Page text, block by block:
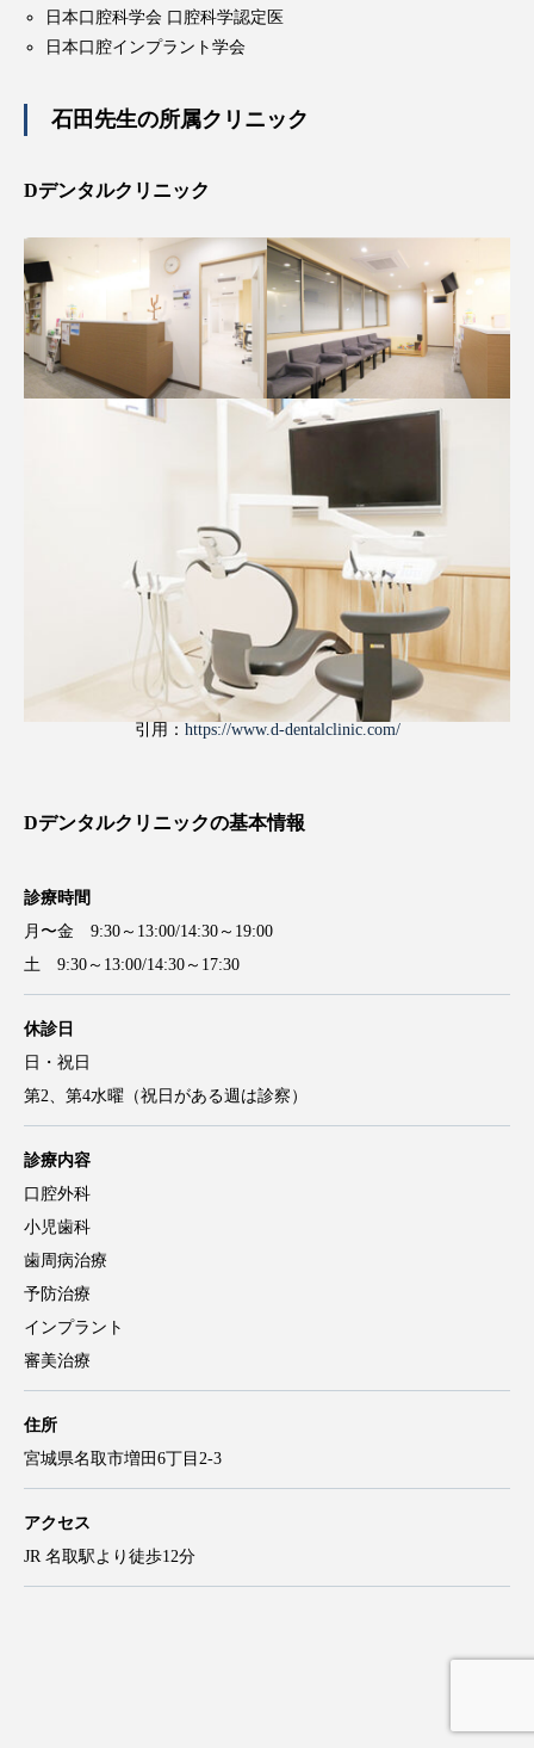
日本口腔科学会 口腔科学認定医
日本口腔インプラント学会
石田先生の所属クリニック
Dデンタルクリニック
引用： https://www.d-dentalclinic.com/
Dデンタルクリニックの基本情報
診療時間
月〜金 9:30～13:00/14:30～19:00
土 9:30～13:00/14:30～17:30
休診日
日・祝日
第2、第4水曜（祝日がある週は診察）
診療内容
口腔外科
小児歯科
歯周病治療
予防治療
インプラント
審美治療
住所
宮城県名取市増田6丁目2-3
アクセス
JR 名取駅より徒歩12分